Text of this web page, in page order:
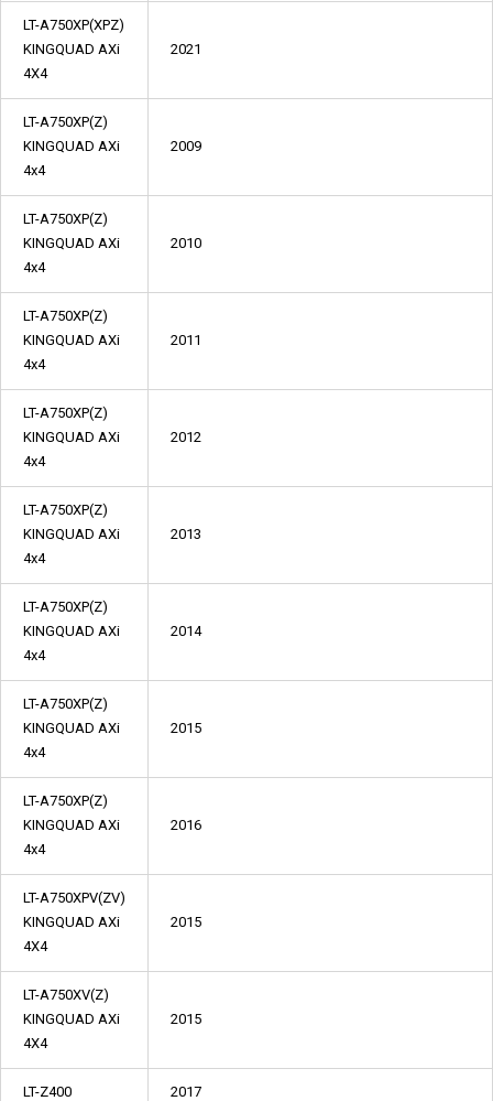
LT-A750XP(XPZ)
KINGQUAD AXi
4X4
2021
LT-A750XP(Z)
KINGQUAD AXi
4x4
2009
LT-A750XP(Z)
KINGQUAD AXi
4x4
2010
LT-A750XP(Z)
KINGQUAD AXi
4x4
2011
LT-A750XP(Z)
KINGQUAD AXi
4x4
2012
LT-A750XP(Z)
KINGQUAD AXi
4x4
2013
LT-A750XP(Z)
KINGQUAD AXi
4x4
2014
LT-A750XP(Z)
KINGQUAD AXi
4x4
2015
LT-A750XP(Z)
KINGQUAD AXi
4x4
2016
LT-A750XPV(ZV)
KINGQUAD AXi
4X4
2015
LT-A750XV(Z)
KINGQUAD AXi
4X4
2015
LT-Z400 2017